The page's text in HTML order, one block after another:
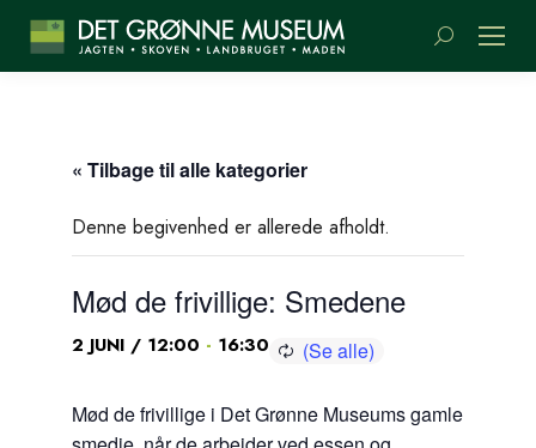
Søge:
« Tilbage til alle kategorier
Denne begivenhed er allerede afholdt.
Mød de frivillige: Smedene
2 JUNI / 12:00 - 16:30
Mød de frivillige i Det Grønne Museums gamle